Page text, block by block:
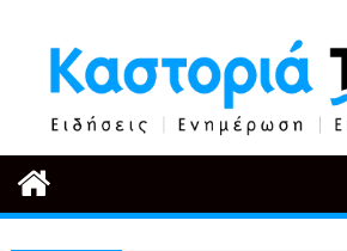
περιεχόμενο